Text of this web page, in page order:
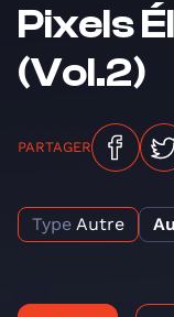
Pixels
(Vol.2)
PARTAGER
Type Autre